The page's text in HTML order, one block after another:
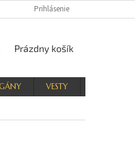
Prihlásenie
NÁKUPNÝ
Prázdny košík
VESTY